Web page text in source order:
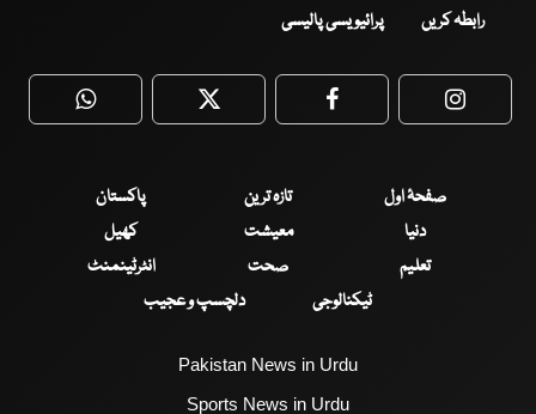
رابطہ کریں پرائیویسی پالیسی
WhatsApp Twitter Facebook
صفحۂ اول تازہ ترین
پاکستان
دنیا
معیشت
کھیل
تعلیم
صحت
انٹرٹینمنٹ
ٹیکنالوجی
دلچسپ و عجیب
Pakistan News in Urdu
Sports News in Urdu